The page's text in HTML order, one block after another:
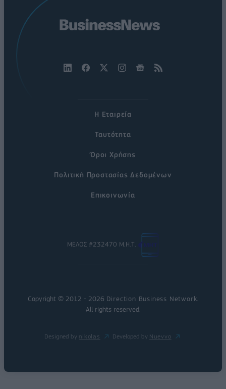
Η Εταιρεία
Ταυτότητα
Όροι Χρήσης
Πολιτική Προστασίας Δεδομένων
Επικοινωνία
ΜΕΛΟΣ #232470 Μ.Η.Τ.
Copyright © 2012 - 2026 Direction Business Network
All rights reserved.
Designed by nikolas Developed by Nuevvo